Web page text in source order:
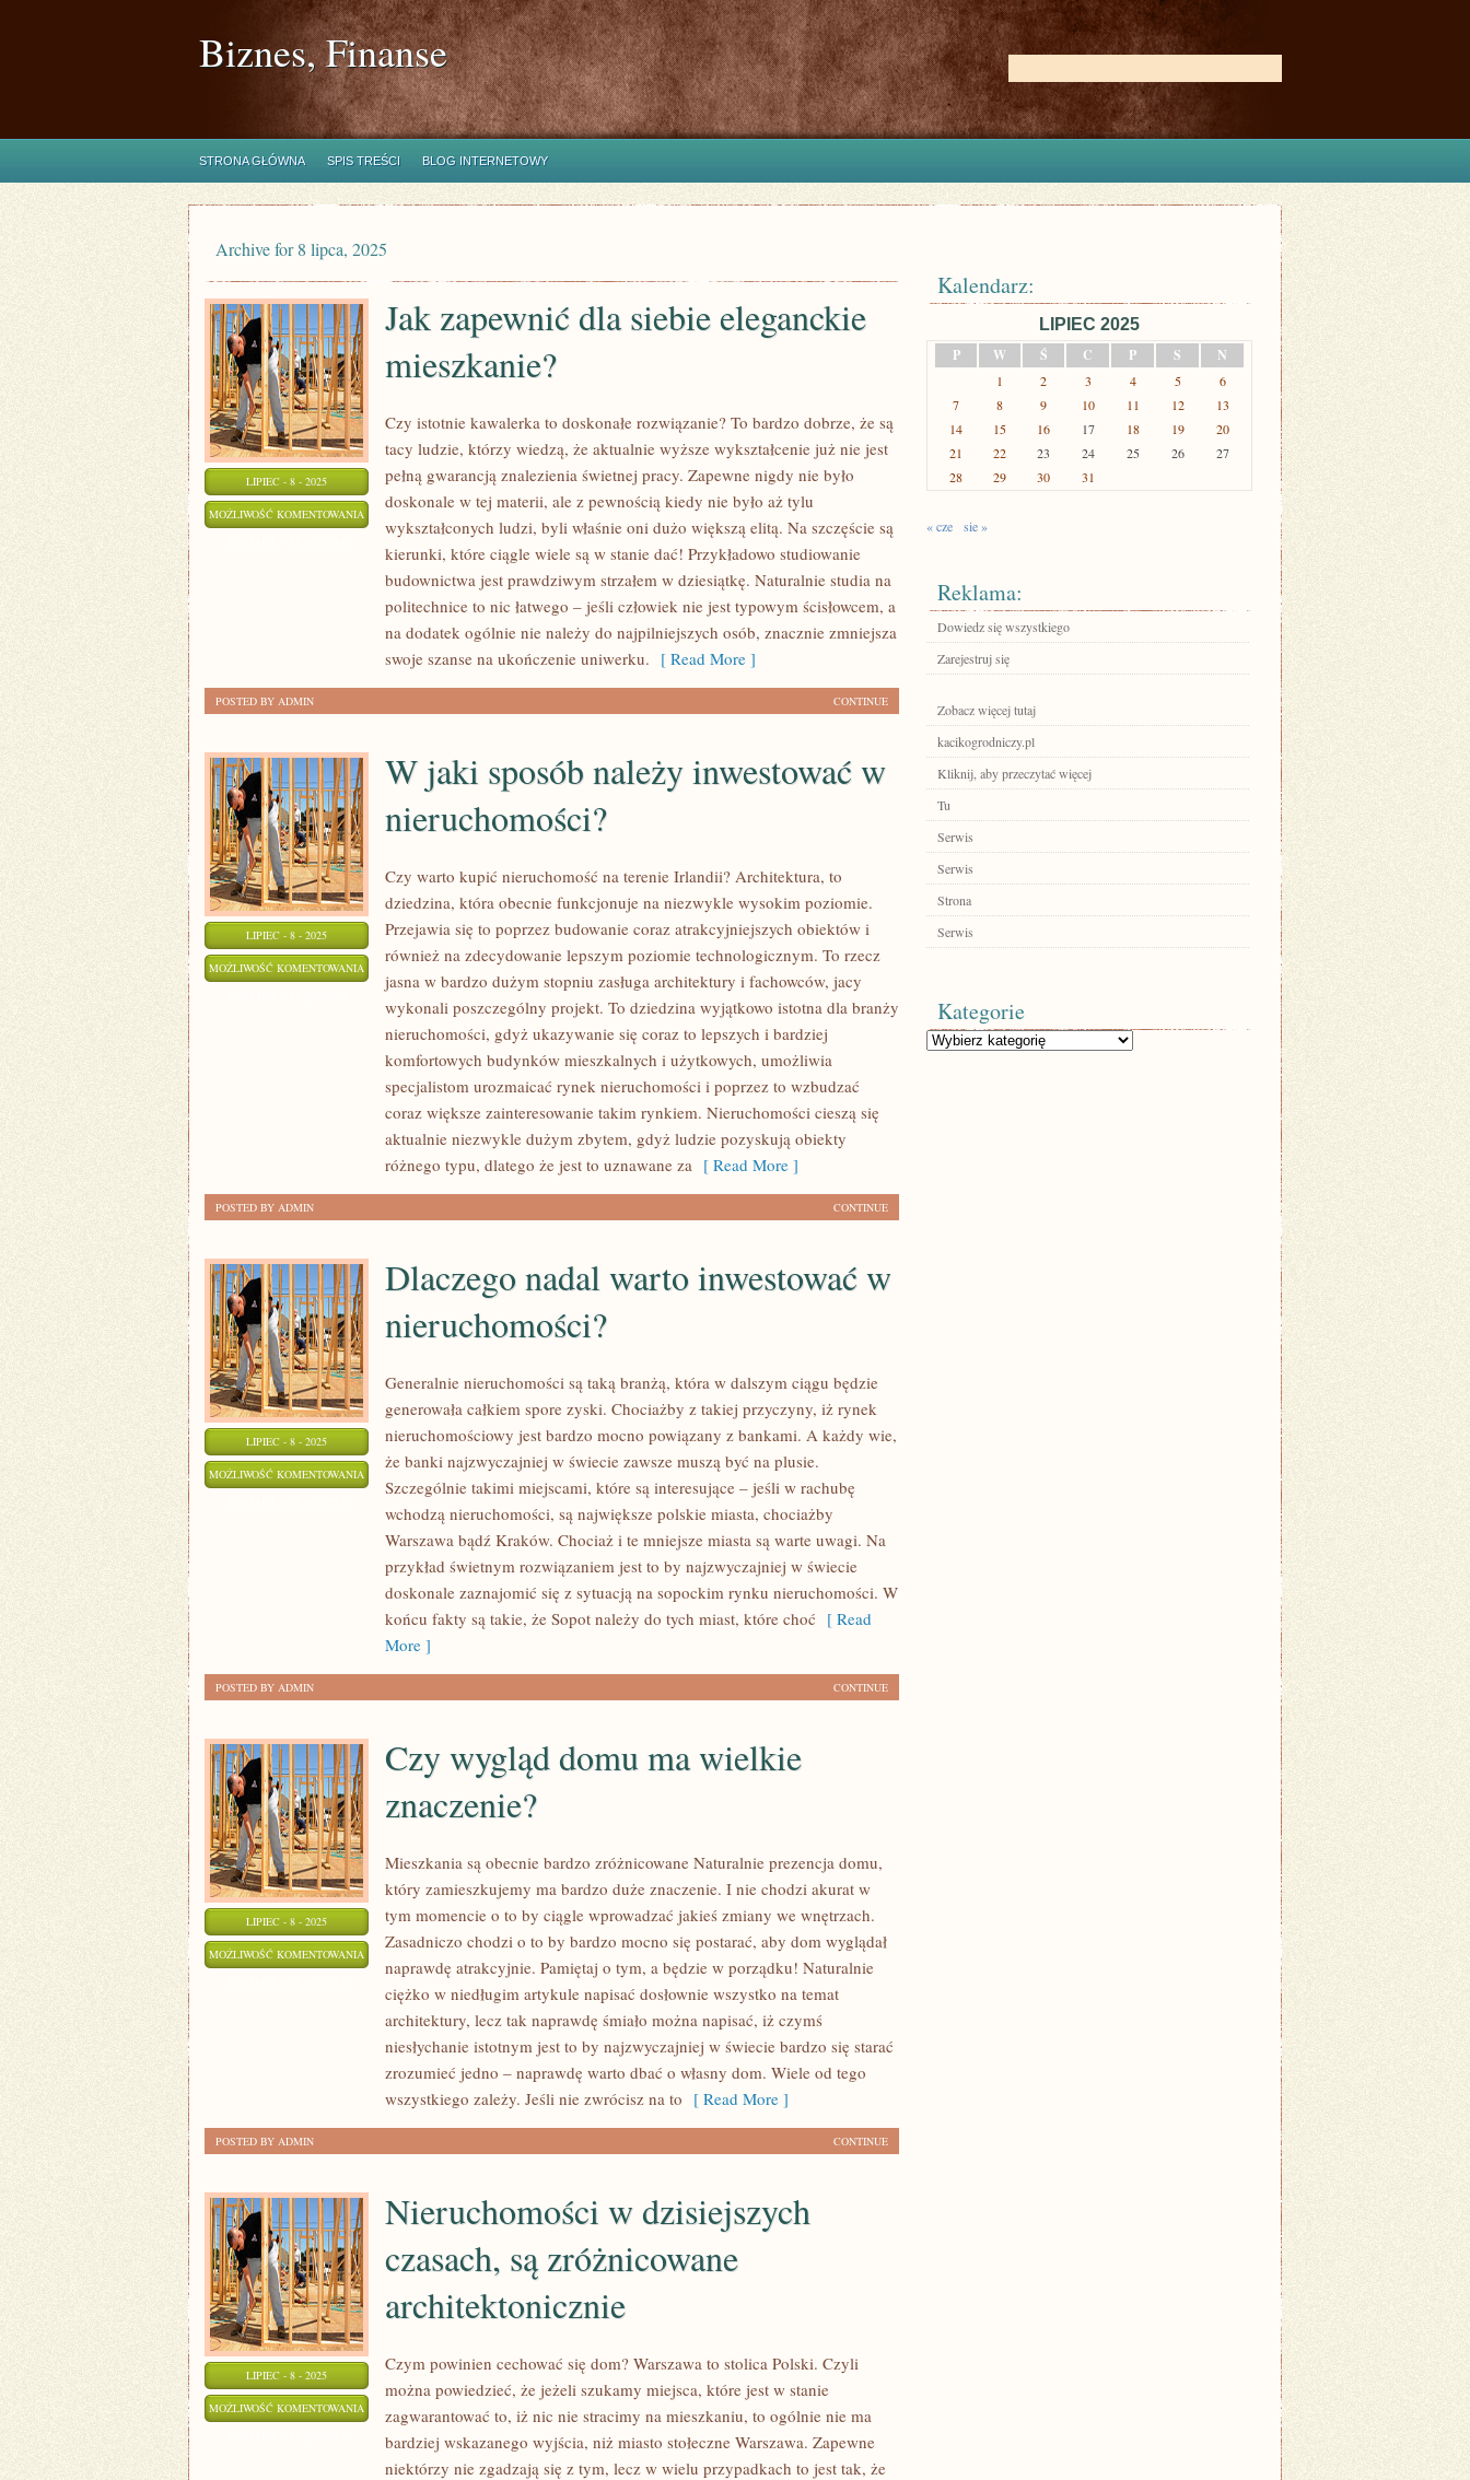
Biznes, Finanse
STRONA GŁÓWNA SPIS TREŚCI BLOG INTERNETOWY
Archive for 8 lipca, 2025
LIPIEC - 8 - 2025
MOŻLIWOŚĆ KOMENTOWANIA
ZAPEWNIĆ
Jak zapewnić dla siebie eleganckie
mieszkanie?
Czy istotnie kawalerka to doskonałe rozwiązanie? To bardzo dobrze, że są
tacy ludzie, którzy wiedzą, że aktualnie wyższe wykształcenie już nie jest
pełną gwarancją znalezienia świetnej pracy. Zapewne nigdy nie było
doskonale w tej materii, ale z pewnością kiedy nie było aż tylu
wykształconych ludzi, byli właśnie oni dużo większą elitą. Na szczęście są
kierunki, które ciągle wiele są w stanie dać! Przykładowo studiowanie
budownictwa jest prawdziwym strzałem w dziesiątkę. Naturalnie studia na
politechnice to nic łatwego – jeśli człowiek nie jest typowym ścisłowcem, a
na dodatek ogólnie nie należy do najpilniejszych osób, znacznie zmniejsza
swoje szanse na ukończenie uniwerku. [ Read More ]
CONTINUE
POSTED BY ADMIN
LIPIEC - 8 - 2025
MOŻLIWOŚĆ KOMENTOWANIA
JAKI
SPOSÓB
NIERUCHOMOŚCI?
W jaki sposób należy inwestować w
nieruchomości?
Czy warto kupić nieruchomość na terenie Irlandii? Architektura, to
dziedzina, która obecnie funkcjonuje na niezwykle wysokim poziomie.
Przejawia się to poprzez budowanie coraz atrakcyjniejszych obiektów i
również na zdecydowanie lepszym poziomie technologicznym. To rzecz
jasna w bardzo dużym stopniu zasługa architektury i fachowców, jacy
wykonali poszczególny projekt. To dziedzina wyjątkowo istotna dla branży
nieruchomości, gdyż ukazywanie się coraz to lepszych i bardziej
komfortowych budynków mieszkalnych i użytkowych, umożliwia
specjalistom urozmaicać rynek nieruchomości i poprzez to wzbudzać
coraz większe zainteresowanie takim rynkiem. Nieruchomości cieszą się
aktualnie niezwykle dużym zbytem, gdyż ludzie pozyskują obiekty
różnego typu, dlatego że jest to uznawane za [ Read More ]
CONTINUE
POSTED BY ADMIN
LIPIEC - 8 - 2025
MOŻLIWOŚĆ KOMENTOWANIA
NIERUCHOMOŚCI?
Dlaczego nadal warto inwestować w
nieruchomości?
Generalnie nieruchomości są taką branżą, która w dalszym ciągu będzie
generowała całkiem spore zyski. Chociażby z takiej przyczyny, iż rynek
nieruchomościowy jest bardzo mocno powiązany z bankami. A każdy wie,
że banki najzwyczajniej w świecie zawsze muszą być na plusie.
Szczególnie takimi miejscami, które są interesujące – jeśli w rachubę
wchodzą nieruchomości, są największe polskie miasta, chociażby
Warszawa bądź Kraków. Chociaż i te mniejsze miasta są warte uwagi. Na
przykład świetnym rozwiązaniem jest to by najzwyczajniej w świecie
doskonale zaznajomić się z sytuacją na sopockim rynku nieruchomości. W
końcu fakty są takie, że Sopot należy do tych miast, które choć [ Read
More ]
CONTINUE
POSTED BY ADMIN
LIPIEC - 8 - 2025
MOŻLIWOŚĆ KOMENTOWANIA
WYGLĄD
Czy wygląd domu ma wielkie
znaczenie?
Mieszkania są obecnie bardzo zróżnicowane Naturalnie prezencja domu,
który zamieszkujemy ma bardzo duże znaczenie. I nie chodzi akurat w
tym momencie o to by ciągle wprowadzać jakieś zmiany we wnętrzach.
Zasadniczo chodzi o to by bardzo mocno się postarać, aby dom wyglądał
naprawdę atrakcyjnie. Pamiętaj o tym, a będzie w porządku! Naturalnie
ciężko w niedługim artykule napisać dosłownie wszystko na temat
architektury, lecz tak naprawdę śmiało można napisać, iż czymś
niesłychanie istotnym jest to by najzwyczajniej w świecie bardzo się starać
zrozumieć jedno – naprawdę warto dbać o własny dom. Wiele od tego
wszystkiego zależy. Jeśli nie zwrócisz na to [ Read More ]
CONTINUE
POSTED BY ADMIN
LIPIEC - 8 - 2025
MOŻLIWOŚĆ KOMENTOWANIA
DZISIEJSZYCH
Nieruchomości w dzisiejszych
czasach, są zróżnicowane
architektonicznie
Czym powinien cechować się dom? Warszawa to stolica Polski. Czyli
można powiedzieć, że jeżeli szukamy miejsca, które jest w stanie
zagwarantować to, iż nic nie stracimy na mieszkaniu, to ogólnie nie ma
bardziej wskazanego wyjścia, niż miasto stołeczne Warszawa. Zapewne
niektórzy nie zgadzają się z tym, lecz w wielu przypadkach to jest tak, że
Kalendarz:
LIPIEC 2025
P
W Ś C P S N
1 2 3 4 5
6
7
8 9 10 11 12
13
14
15 16 17 18 19
20
21
22 23 24 25 26
27
28
29 30 31
« cze sie »
Reklama:
Dowiedz się wszystkiego
Zarejestruj się
Zobacz więcej tutaj
kacikogrodniczy.pl
Kliknij, aby przeczytać więcej
Tu
Serwis
Serwis
Strona
Serwis
Kategorie
Kategorie